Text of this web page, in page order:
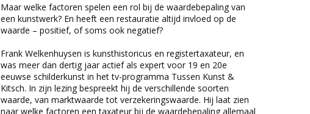
Maar welke factoren spelen een rol bij de waardebepaling van
een kunstwerk? En heeft een restauratie altijd invloed op de
waarde – positief, of soms ook negatief?
Frank Welkenhuysen is kunsthistoricus en registertaxateur, en
was meer dan dertig jaar actief als expert voor 19 en 20e
eeuwse schilderkunst in het tv-programma Tussen Kunst &
Kitsch. In zijn lezing bespreekt hij de verschillende soorten
waarde, van marktwaarde tot verzekeringswaarde. Hij laat zien
naar welke factoren een taxateur bij de waardebepaling allemaal